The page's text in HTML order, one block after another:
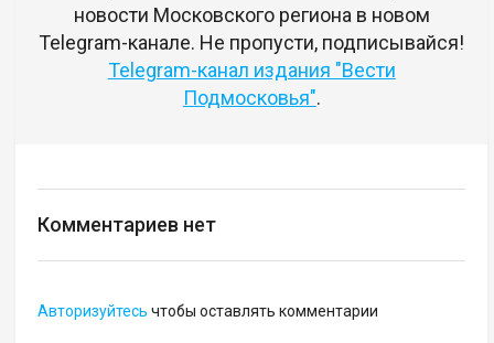
новости Московского региона в новом
Telegram-канале. Не пропусти, подписывайся!
Telegram-канал издания "Вести
Подмосковья".
Комментариев нет
Авторизуйтесь чтобы оставлять комментарии